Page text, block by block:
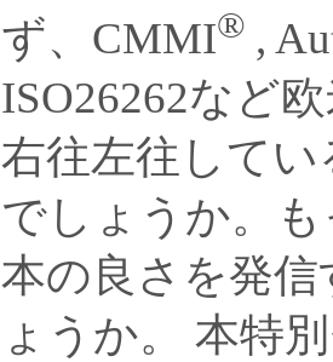
ず、CMMI® ,
ISO26262など
右往左往して
でしょうか。
本の良さを発
ょうか。 本特